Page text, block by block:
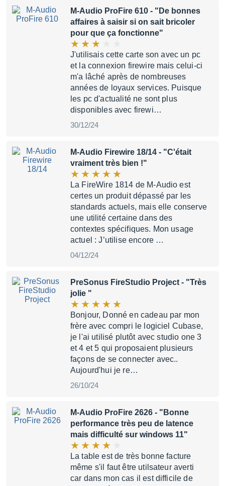
M-Audio ProFire 610 - "De bonnes
affaires à saisir si on sait bricoler
pour que ça fonctionne"
J'utilisais cette carte son avec un pc
et la connexion firewire mais celui-ci
m'a lâché après de nombreuses
années de loyaux services. Puisque
les pc d'actualité ne sont plus
disponibles avec firewi…
30/12/24
M-Audio Firewire 18/14 - "C'était
vraiment très bien !"
La FireWire 1814 de M-Audio est
certes un produit dépassé par les
standards actuels, mais elle conserve
une utilité certaine dans des
contextes spécifiques. Mon usage
actuel : J’utilise encore …
04/12/24
PreSonus FireStudio Project - "Très
jolie "
Bonjour, Donné en cadeau par mon
frère avec compri le logiciel Cubase,
je l'ai utilisé plutôt avec studio one 3
et 4 et 5 qui proposaient plusieurs
façons de se connecter avec..
Aujourd'hui je re…
26/10/24
M-Audio ProFire 2626 - "Bonne
performance très peu de latence
mais difficulté sur windows 11"
La table est de très bonne facture
même s'il faut être utilsateur averti
car dans mon cas il est difficile de